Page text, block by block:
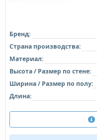
Бренд:
Страна производства:
Материал:
Высота / Размер по стене:
Ширина / Размер по полу:
Длина: